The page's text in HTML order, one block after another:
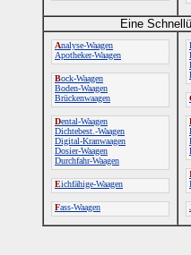
Eine
Analyse-Waagen
Apotheker-Waagen
Bock-Waagen
Boden-Waagen
Brückenwaagen
Dental-Waagen
Dichtebest.-Waagen
Digital-Kranwaagen
Dosier-Waagen
Durchfahr-Waagen
Eichfähige-Waagen
Fass-Waagen